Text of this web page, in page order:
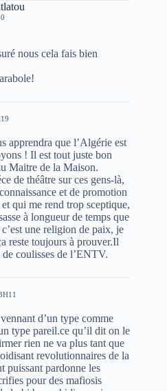
nous cela fais bien
apprendra que l’Algérie est
! Il est tout juste bon
Maitre de la Maison.
de théâtre sur ces gens-là,
et de promotion
qui me rend trop sceptique,
à longueur de temps que
une religion de paix, je
reste toujours à prouver.Il
coulisses de l’ENTV.
d’un type comme
type pareil.ce qu’il dit on le
rien ne va plus tant que
revolutionnaires de la
puissant pardonne les
pour des mafiosis